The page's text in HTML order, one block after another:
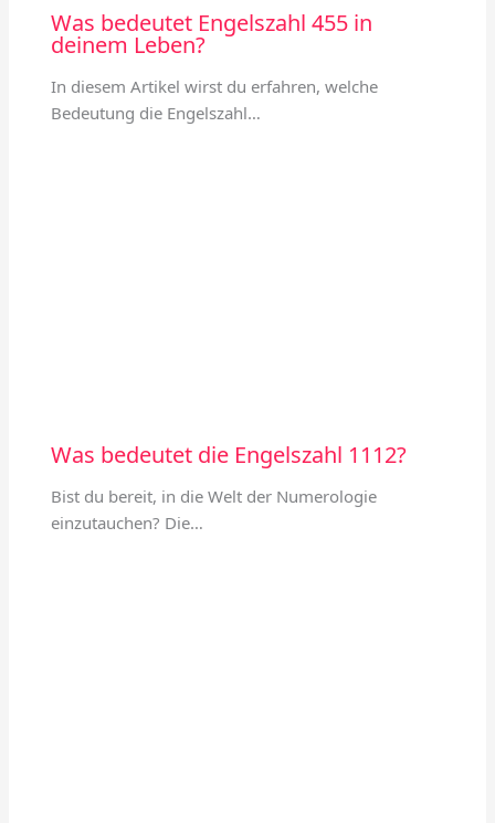
Was bedeutet Engelszahl 455 in
deinem Leben?
In diesem Artikel wirst du erfahren, welche
Bedeutung die Engelszahl…
Was bedeutet die Engelszahl 1112?
Bist du bereit, in die Welt der Numerologie
einzutauchen? Die…